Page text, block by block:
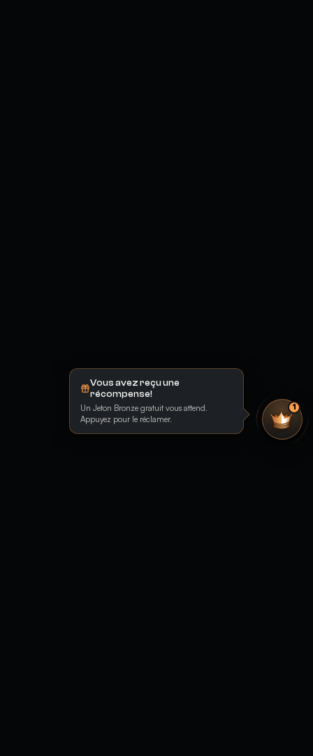
Vous avez reçu une
récompense!
Un Jeton Bronze gratuit vous attend.
Appuyez pour le réclamer.
1